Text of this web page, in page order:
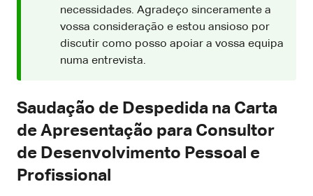
necessidades. Agradeço sinceramente a
vossa consideração e estou ansioso por
discutir como posso apoiar a vossa equipa
numa entrevista.
Saudação de Despedida na Carta
de Apresentação para Consultor
de Desenvolvimento Pessoal e
Profissional